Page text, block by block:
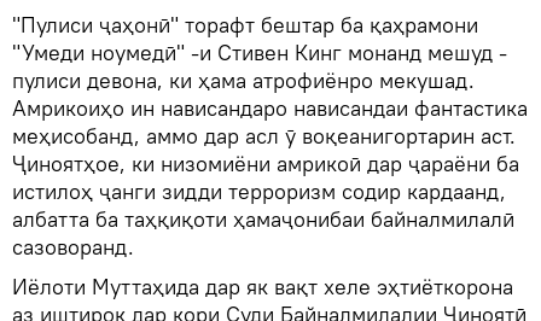
"Пулиси ҷаҳонӣ" торафт бештар ба қаҳрамони
"Умеди ноумедӣ" -и Стивен Кинг монанд мешуд -
пулиси девона, ки ҳама атрофиёнро мекушад.
Амрикоиҳо ин нависандаро нависандаи фантастика
меҳисобанд, аммо дар асл ӯ воқеанигортарин аст.
Ҷиноятҳое, ки низомиёни амрикоӣ дар ҷараёни ба
истилоҳ ҷанги зидди терроризм содир кардаанд,
албатта ба таҳқиқоти ҳамаҷонибаи байналмилалӣ
сазоворанд.
Иёлоти Муттаҳида дар як вақт хеле эҳтиёткорона
аз иштирок дар кори Суди Байналмилалии Ҷиноятӣ